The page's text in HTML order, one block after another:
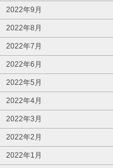
2022年9月
2022年8月
2022年7月
2022年6月
2022年5月
2022年4月
2022年3月
2022年2月
2022年1月